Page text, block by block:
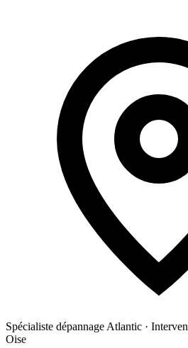
Spécialiste dépannage Atlantic ·
Oise